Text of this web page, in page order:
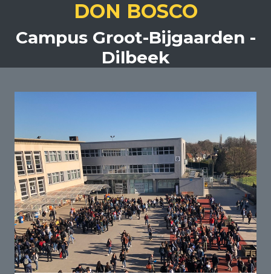
DON BOSCO
Campus Groot-Bijgaarden -
Dilbeek